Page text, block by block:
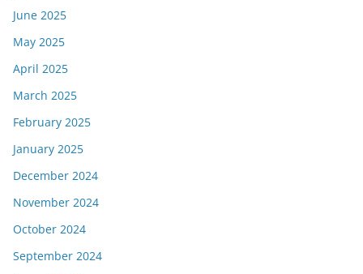
June 2025
May 2025
April 2025
March 2025
February 2025
January 2025
December 2024
November 2024
October 2024
September 2024